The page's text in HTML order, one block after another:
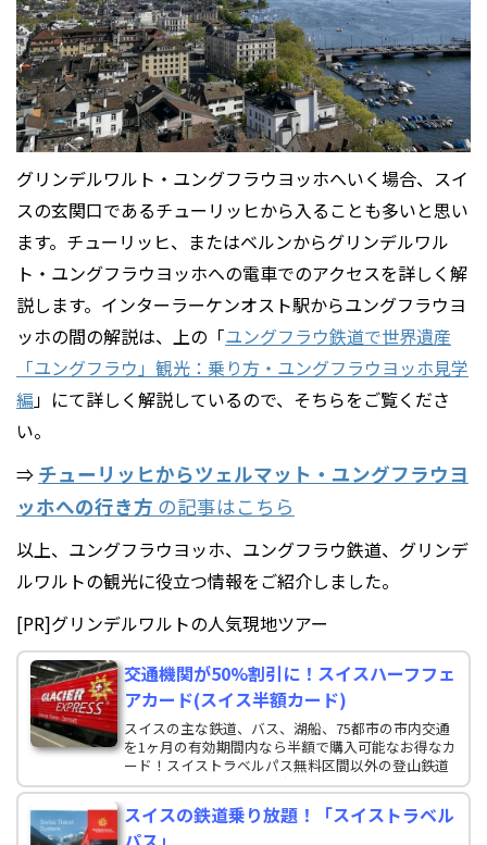
グリンデルワルト・ユングフラウヨッホへいく場合、スイ
スの玄関口であるチューリッヒから入ることも多いと思い
ます。チューリッヒ、またはベルンからグリンデルワル
ト・ユングフラウヨッホへの電車でのアクセスを詳しく解
説します。インターラーケンオスト駅からユングフラウヨ
ッホの間の解説は、上の「ユングフラウ鉄道で世界遺産
「ユングフラウ」観光：乗り方・ユングフラウヨッホ見学
編」にて詳しく解説しているので、そちらをご覧くださ
い。
⇒ チューリッヒからツェルマット・ユングフラウヨ
ッホへの行き方 の記事はこちら
以上、ユングフラウヨッホ、ユングフラウ鉄道、グリンデ
ルワルトの観光に役立つ情報をご紹介しました。
[PR]グリンデルワルトの人気現地ツアー
交通機関が50%割引に！スイスハーフフェ
アカード(スイス半額カード)
スイスの主な鉄道、バス、湖船、75都市の市内交通
を1ヶ月の有効期間内なら半額で購入可能なお得なカ
ード！スイストラベルパス無料区間以外の登山鉄道
やケーブルカーの料金も半額に。Eチケットなので、
受取りの手間なし！山岳リゾートに必携なカードで
す。
スイスの鉄道乗り放題！「スイストラベル